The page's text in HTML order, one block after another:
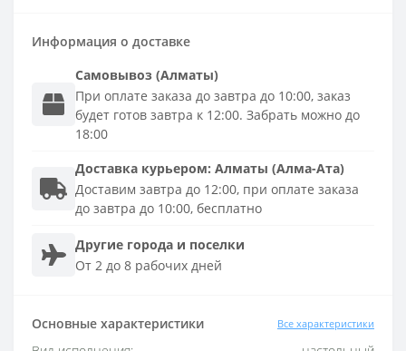
Информация о доставке
Самовывоз (Алматы)
При оплате заказа до завтра до 10:00, заказ
будет готов завтра к 12:00. Забрать можно до
18:00
Доставка курьером: Алматы (Алма-Ата)
Доставим завтра до 12:00, при оплате заказа
до завтра до 10:00, бесплатно
Другие города и поселки
От 2 до 8 рабочих дней
Основные характеристики Все характеристики